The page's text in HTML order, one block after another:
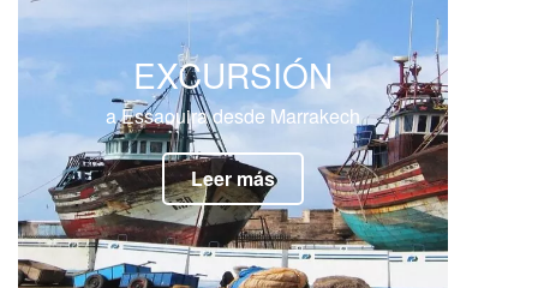
EXCURSIÓN
a Essaouira desde Marrakech
Leer más